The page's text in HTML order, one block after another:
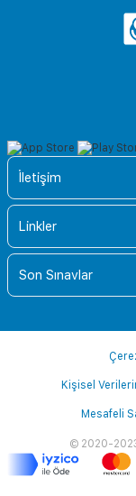
İletişim
Linkler
Son Sınavlar
© 2020-
Kişisel
Mesafeli